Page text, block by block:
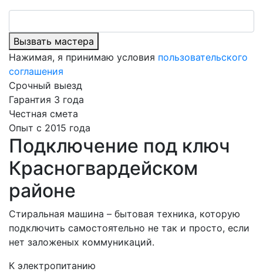
Вызвать мастера
Нажимая, я принимаю условия пользовательского
соглашения
Срочный выезд
Гарантия 3 года
Честная смета
Опыт с 2015 года
Подключение под ключ
Красногвардейском
районе
Стиральная машина – бытовая техника, которую
подключить самостоятельно не так и просто, если
нет заложеных коммуникаций.
К электропитанию